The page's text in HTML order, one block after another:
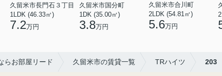
久留米市長門石３丁目
1LDK (46.33㎡)
7.2万円
久留米市国分町
1DK (35.00㎡)
3.8万円
久留米市合川町
2LDK (54.81㎡)
5.6万円
らお部屋リード 久留米市の賃貸一覧 TRハイツ 203